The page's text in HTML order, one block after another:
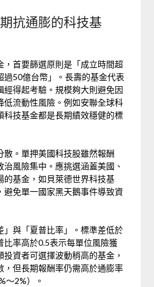
抗通膨的科技基
，首要篩選原則是「成立時間超
過50億台幣」。長壽的基金代表
經得起考驗。規模夠大則避免因
低流動性風險。例如安聯全球科
科技基金都是長期績效穩健的標
散。單押美國科技股雖然報酬
風險集中。應挑選涵蓋美國、
的基金，如貝萊德世界科技基
避免單一國家黑天鵝事件導致資
」與「夏普比率」。標準差低於
比率高於0.5表示每單位風險獲
資者可選擇波動稍高的基金，
，但長期報酬率仍需高於通膨率
～2%）。